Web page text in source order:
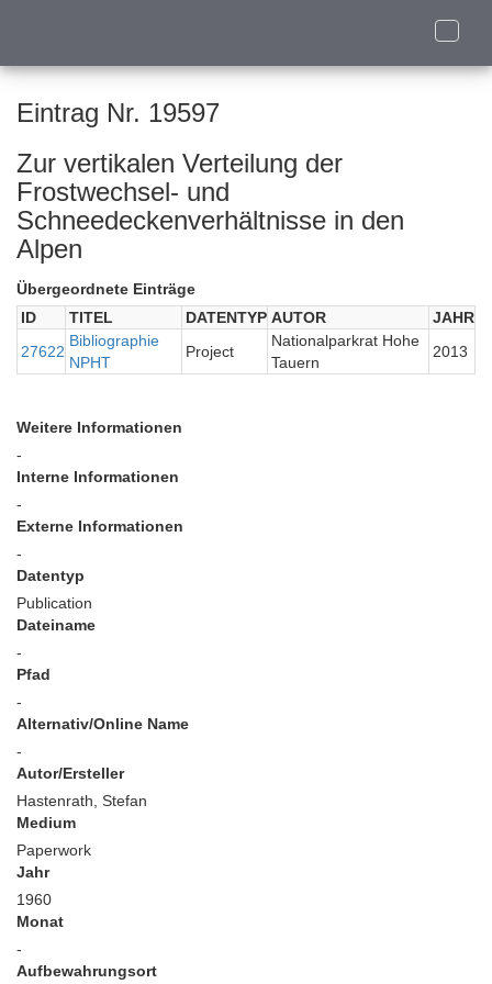
Toggle
Eintrag Nr. 19597
Zur vertikalen Verteilung der
Frostwechsel- und
Schneedeckenverhältnisse in den
Alpen
Übergeordnete Einträge
ID
TITEL DATENTYP AUTOR
JAHR
27622
Bibliographie
NPHT
Project
Nationalparkrat Hohe
Tauern
2013
Weitere Informationen
-
Interne Informationen
-
Externe Informationen
-
Datentyp
Publication
Dateiname
-
Pfad
-
Alternativ/Online Name
-
Autor/Ersteller
Hastenrath, Stefan
Medium
Paperwork
Jahr
1960
Monat
-
Aufbewahrungsort